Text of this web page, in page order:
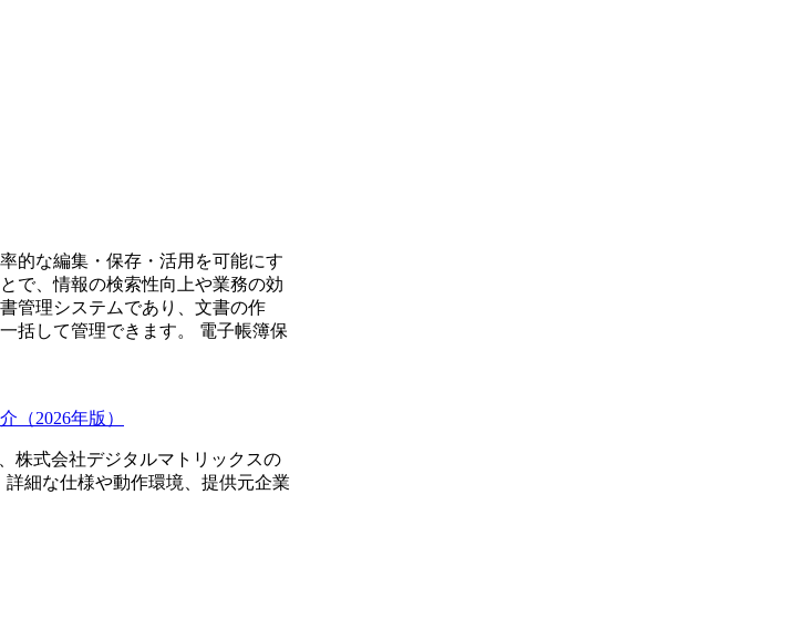
的な編集・保存・活用を可能にす
で、情報の検索性向上や業務の効
管理システムであり、文書の作
括して管理できます。 電子帳簿保
（2026年版）
株式会社デジタルマトリックスの
細な仕様や動作環境、提供元企業